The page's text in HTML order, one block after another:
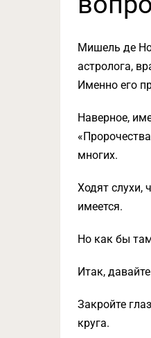
Мишель де
астролога,
Именно его
Наверное,
многих.
Ходят слухи,
имеется.
Но как бы
Итак,
Закройте
круга.